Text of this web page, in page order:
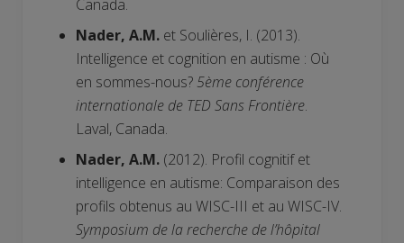
Canada.
Nader, A.M. et Soulières, I. (2013).
Intelligence et cognition en autisme : Où
en sommes-nous? 5ème conférence
internationale de TED Sans Frontière.
Laval, Canada.
Nader, A.M. (2012). Profil cognitif et
intelligence en autisme: Comparaison des
profils obtenus au WISC-III et au WISC-IV.
Symposium de la recherche de l’hôpital